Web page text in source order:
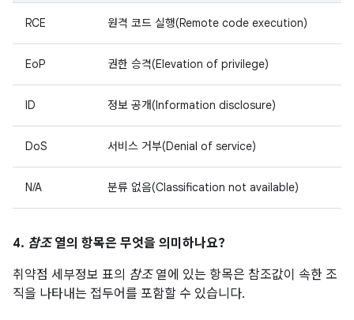
RCE 원격 코드 실행(Remote code execution)
EoP 권한 승격(Elevation of privilege)
ID 정보 공개(Information disclosure)
DoS 서비스 거부(Denial of service)
N/A 분류 없음(Classification not available)
4. 참조열의 항목은 무엇을 의미하나요?
취약점 세부정보 표의 참조열에 있는 항목은 참조값이 속한 조
직을 나타내는 접두어를 포함할 수 있습니다.